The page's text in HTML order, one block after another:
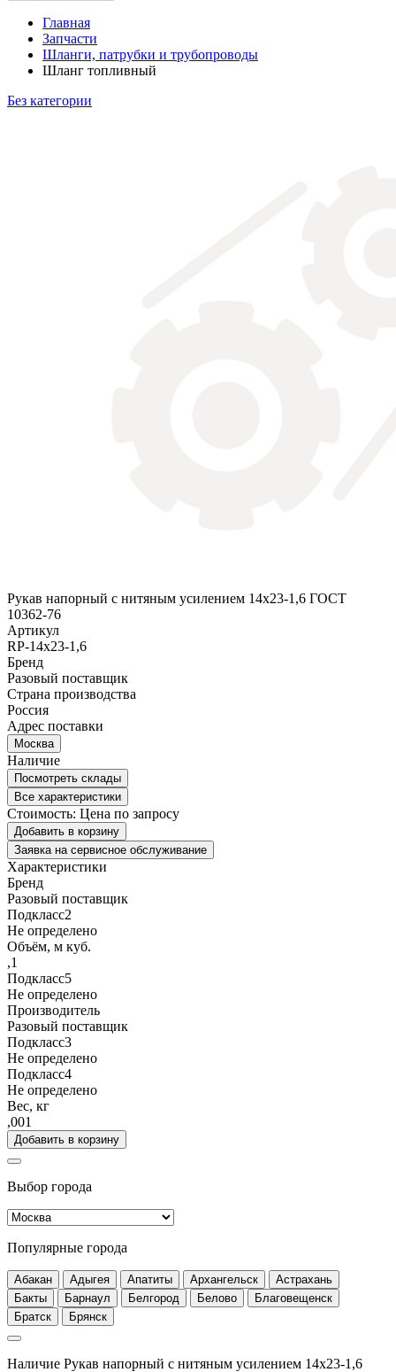
Главная
Запчасти
Шланги, патрубки и трубопроводы
Шланг топливный
Без категории
Рукав напорный с нитяным усилением 14x23-1,6 ГОСТ
10362-76
Артикул
RP-14x23-1,6
Бренд
Разовый поставщик
Страна производства
Россия
Адрес поставки
Москва
Наличие
Посмотреть склады
Все характеристики
Стоимость: Цена по запросу
Добавить в корзину
Заявка на сервисное обслуживание
Характеристики
Бренд
Разовый поставщик
Подкласс2
Не определено
Объём, м куб.
,1
Подкласс5
Не определено
Производитель
Разовый поставщик
Подкласс3
Не определено
Подкласс4
Не определено
Вес, кг
,001
Добавить в корзину
Выбор города
Популярные города
Абакан Адыгея Апатиты Архангельск
Астрахань
Бакты
Барнаул Белгород Белово
Благовещенск
Братск
Брянск
Наличие Рукав напорный с нитяным усилением 14x23-1,6